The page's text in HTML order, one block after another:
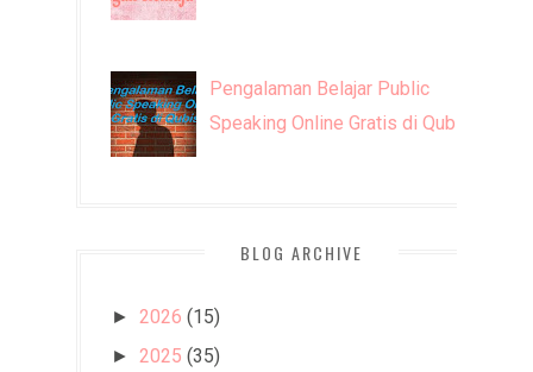
Pengalaman Belajar Public
Speaking Online Gratis di Qubisa
BLOG ARCHIVE
► 2026 (15)
► 2025 (35)